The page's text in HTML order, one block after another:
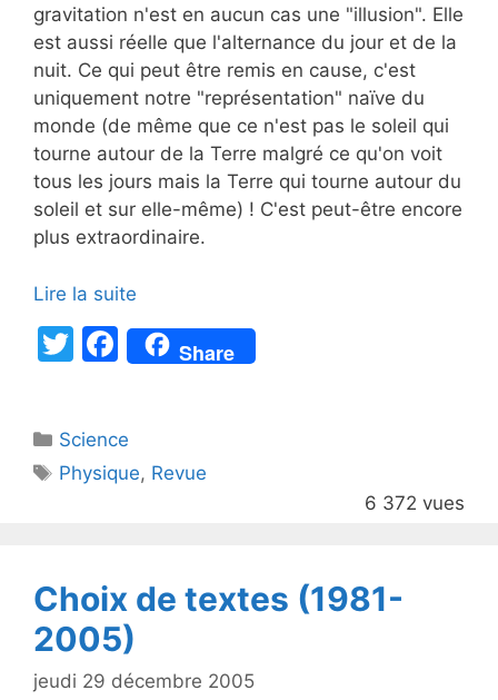
gravitation n'est en aucun cas une "illusion". Elle
est aussi réelle que l'alternance du jour et de la
nuit. Ce qui peut être remis en cause, c'est
uniquement notre "représentation" naïve du
monde (de même que ce n'est pas le soleil qui
tourne autour de la Terre malgré ce qu'on voit
tous les jours mais la Terre qui tourne autour du
soleil et sur elle-même) ! C'est peut-être encore
plus extraordinaire.
Lire la suite
T
er
F
a
e
b
k
Share
Catégories
Science
Étiquettes
Physique, Revue
6 372 vues
Choix de textes (1981-
2005)
jeudi 29 décembre 2005